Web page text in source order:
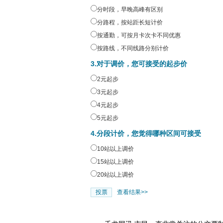
分时段，早晚高峰有区别
分路程，按站距长短计价
按通勤，可按月卡次卡不同优惠
按路线，不同线路分别计价
3.对于调价，您可接受的起步价
2元起步
3元起步
4元起步
5元起步
4.分段计价，您觉得哪种区间可接受
10站以上调价
15站以上调价
20站以上调价
查看结果>>